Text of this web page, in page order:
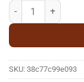
Chân Chống
SKU: 38c77c99e093